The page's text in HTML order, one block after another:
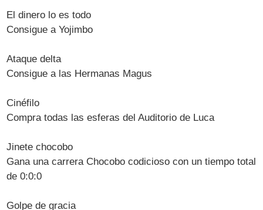
El dinero lo es todo
Consigue a Yojimbo
Ataque delta
Consigue a las Hermanas Magus
Cinéfilo
Compra todas las esferas del Auditorio de Luca
Jinete chocobo
Gana una carrera Chocobo codicioso con un tiempo total
de 0:0:0
Golpe de gracia